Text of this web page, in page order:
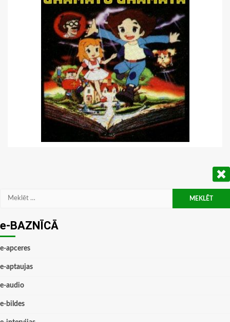
Meklēt:
e-BAZNĪCĀ
e-apceres
e-aptaujas
e-audio
e-bildes